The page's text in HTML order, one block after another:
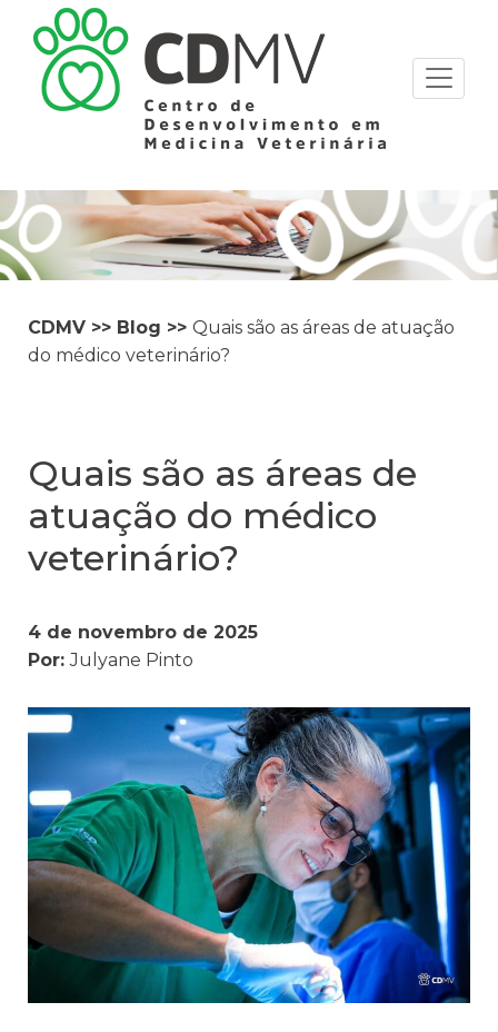
CDMV >> Blog >> Quais são as áreas de atuação
do médico veterinário?
Quais são as áreas de
atuação do médico
veterinário?
4 de novembro de 2025
Por:Julyane Pinto